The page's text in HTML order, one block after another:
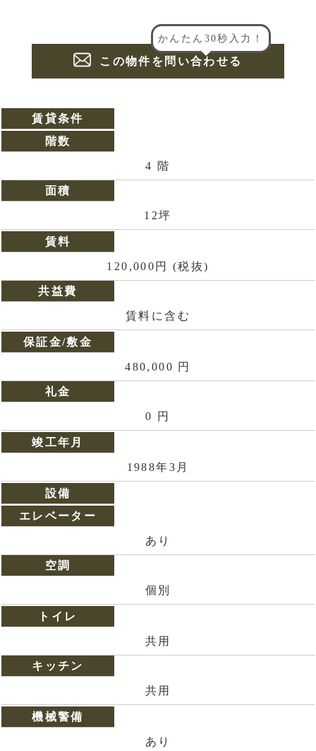
かんたん30秒入力！
この物件を問い合わせる
賃貸条件
階数
4 階
面積
12坪
賃料
120,000円 (税抜)
共益費
賃料に含む
保証金/敷金
480,000 円
礼金
0 円
竣工年月
1988年3月
設備
エレベーター
あり
空調
個別
トイレ
共用
キッチン
共用
機械警備
あり